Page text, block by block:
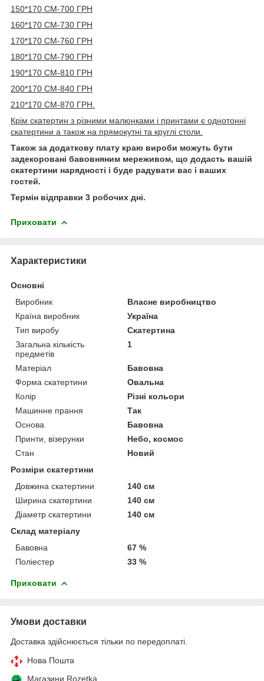
150*170 СМ-700 ГРН
160*170 СМ-730 ГРН
170*170 СМ-760 ГРН
180*170 СМ-790 ГРН
190*170 СМ-810 ГРН
200*170 СМ-840 ГРН
210*170 СМ-870 ГРН.
Крім скатертин з різними малюнками і принтами є однотонні
скатертини а також на прямокутні та круглі столи.
Також за додаткову плату краю вироби можуть бути
задекоровані бавовняним мереживом, що додасть вашій
скатертини нарядності і буде радувати вас і ваших
гостей.
Термін відправки 3 робочих дні.
Приховати
Характеристики
Основні
Виробник
Власне виробництво
Країна виробник
Україна
Тип виробу
Скатертина
Загальна кількість
предметів
1
Матеріал
Бавовна
Форма скатертини
Овальна
Колір
Різні кольори
Машинне прання
Так
Основа
Бавовна
Принти, візерунки
Небо, космос
Стан
Новий
Розміри скатертини
Довжина скатертини
140 см
Ширина скатертини
140 см
Діаметр скатертини
140 см
Склад матеріалу
Бавовна
67 %
Поліестер
33 %
Приховати
Умови доставки
Доставка здійснюється тільки по передоплаті.
Нова Пошта
Магазини Rozetka